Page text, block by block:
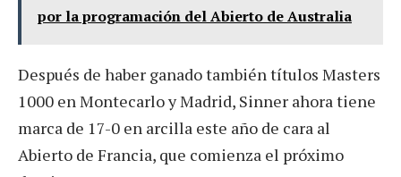
por la programación del Abierto de Australia
Después de haber ganado también títulos Masters
1000 en Montecarlo y Madrid, Sinner ahora tiene
marca de 17-0 en arcilla este año de cara al
Abierto de Francia, que comienza el próximo